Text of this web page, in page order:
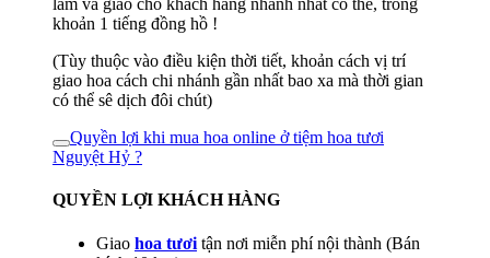
làm và giao cho khách hàng nhanh nhất có thể, trong
khoản 1 tiếng đồng hồ !
(Tùy thuộc vào điều kiện thời tiết, khoản cách vị trí
giao hoa cách chi nhánh gần nhất bao xa mà thời gian
có thể sê dịch đôi chút)
Quyền lợi khi mua hoa online ở tiệm hoa tươi
Nguyệt Hỷ ?
QUYỀN LỢI KHÁCH HÀNG
Giao hoa tươi tận nơi miễn phí nội thành (Bán